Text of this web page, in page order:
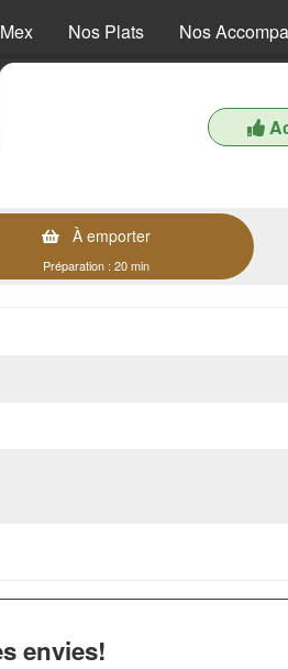
Nos Plats Nos
À emporter
Préparation : 20 min
envies!